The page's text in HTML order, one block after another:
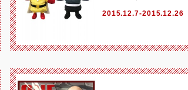
2015.12.7-2015.12.26